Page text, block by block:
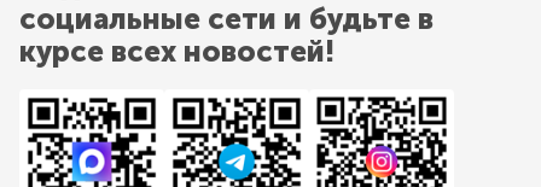
социальные сети и будьте в
курсе всех новостей!